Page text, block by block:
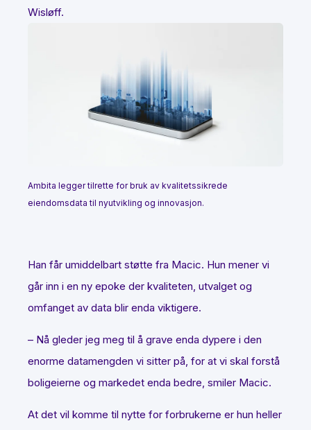
Wisløff.
Ambita legger tilrette for bruk av kvalitetssikrede
eiendomsdata til nyutvikling og innovasjon.
Han får umiddelbart støtte fra Macic. Hun mener vi
går inn i en ny epoke der kvaliteten, utvalget og
omfanget av data blir enda viktigere.
– Nå gleder jeg meg til å grave enda dypere i den
enorme datamengden vi sitter på, for at vi skal forstå
boligeierne og markedet enda bedre, smiler Macic.
At det vil komme til nytte for forbrukerne er hun heller